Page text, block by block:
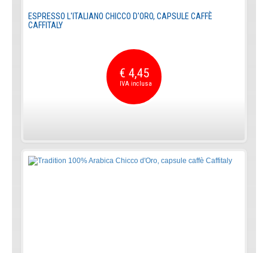
ESPRESSO L'ITALIANO CHICCO D'ORO, CAPSULE CAFFÈ
CAFFITALY
€ 4,45